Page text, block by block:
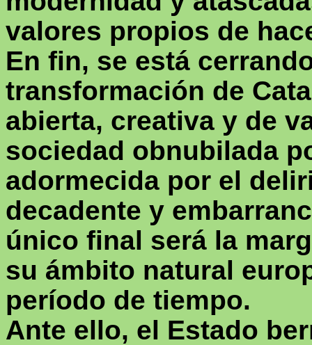
valores propios de
En fin, se está
transformación de
abierta, creativa y de
sociedad obnubilada
adormecida por el
decadente y
único final será la
su ámbito natural
período de tiempo.
Ante ello, el Estado